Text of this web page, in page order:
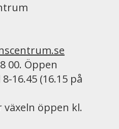
00. Öppen
16.45 (16.15 på
växeln öppen kl.